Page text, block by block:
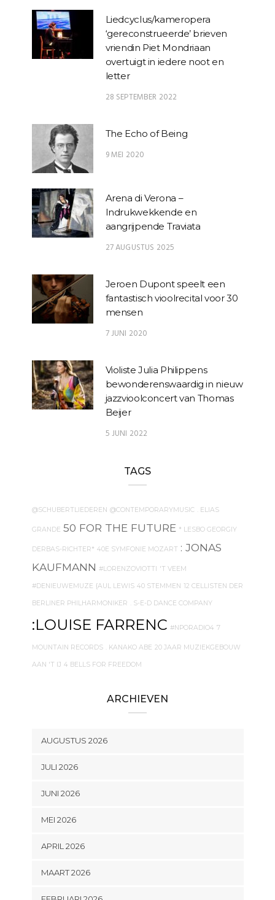
Liedcyclus/kameropera
‘gereconstrueerde’ brieven
vriendin Piet Mondriaan
overtuigt in iedere noot en
letter
28 SEPTEMBER 2022
The Echo of Being
9 MEI 2020
Arena di Verona –
Indrukwekkende en
aangrijpende Traviata
27 AUGUSTUS 2025
Jeroen Dupont speelt een
fantastisch vioolrecital voor 30
mensen
7 JUNI 2020
Violiste Julia Philippens
bewonderenswaardig in nieuw
jazzvioolconcert van Thomas
Beijer
5 JUNI 2022
TAGS
@SCHUBERTLIEDEREN @CONTEMPORARYMUSIC . ELIAS
GRANDE 50 FOR THE FUTURE * LESBO GEORGIY
DERBAS-RICHTER* 40E SYMFONIE MOZART : JONAS
KAUFMANN #LORENZOVIOTTI 'T VEEM
#DENIEUWEMUZE {AUL LEWIS 40 STEMMEN 12 CELLISTEN DER
BERLINER PHILHARMONIKER . S-E-D DANCE COMPANY
:LOUISE FARRENC #NPORADIO4 7
MOUNTAIN RECORDS . KANAKO ABE 20 JAAR MUZIEKGEBOUW
AAN 'T IJ 4 BELLS FOR FREEDOM
ARCHIEVEN
AUGUSTUS 2026
JULI 2026
JUNI 2026
MEI 2026
APRIL 2026
MAART 2026